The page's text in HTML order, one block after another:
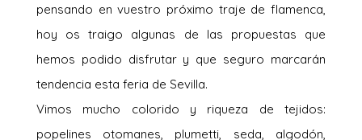
pensando en vuestro próximo traje de flamenca,
hoy os traigo algunas de las propuestas que
hemos podido disfrutar y que seguro marcarán
tendencia esta feria de Sevilla.
Vimos mucho colorido y riqueza de tejidos:
popelines otomanes, plumetti, seda, algodón,